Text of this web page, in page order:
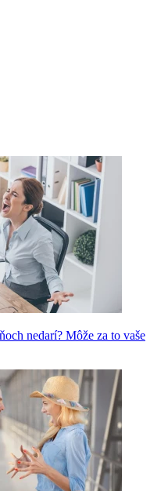
nedarí? Môže za to vaše